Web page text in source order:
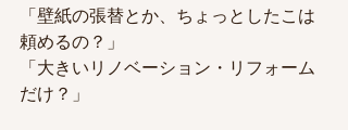
「壁紙の張替とか、ちょっとしたこは
頼めるの？」
「大きいリノベーション・リフォーム
だけ？」